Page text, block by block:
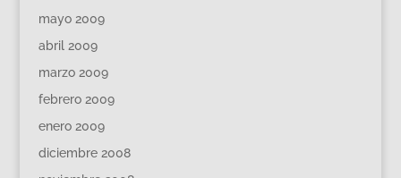
mayo 2009
abril 2009
marzo 2009
febrero 2009
enero 2009
diciembre 2008